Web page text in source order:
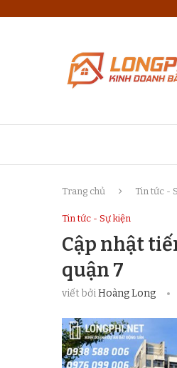
Trang chủ Tin tức -
Tin tức - Sự kiện
Cập nhật
quận 7
viết bởiHoàng Long